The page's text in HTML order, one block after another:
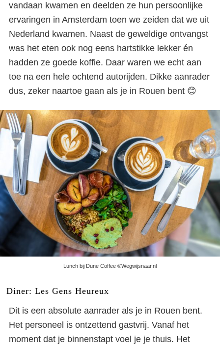
doen & zien + hoteltips
vandaan kwamen en deelden ze hun persoonlijke
ervaringen in Amsterdam toen we zeiden dat we uit
Nederland kwamen. Naast de geweldige ontvangst
was het eten ook nog eens hartstikke lekker én
hadden ze goede koffie. Daar waren we echt aan
toe na een hele ochtend autorijden. Dikke aanrader
dus, zeker naartoe gaan als je in Rouen bent 😊
Lunch bij Dune Coffee ©Wegwijsnaar.nl
Diner: Les Gens Heureux
Dit is een absolute aanrader als je in Rouen bent.
Het personeel is ontzettend gastvrij. Vanaf het
moment dat je binnenstapt voel je je thuis. Het